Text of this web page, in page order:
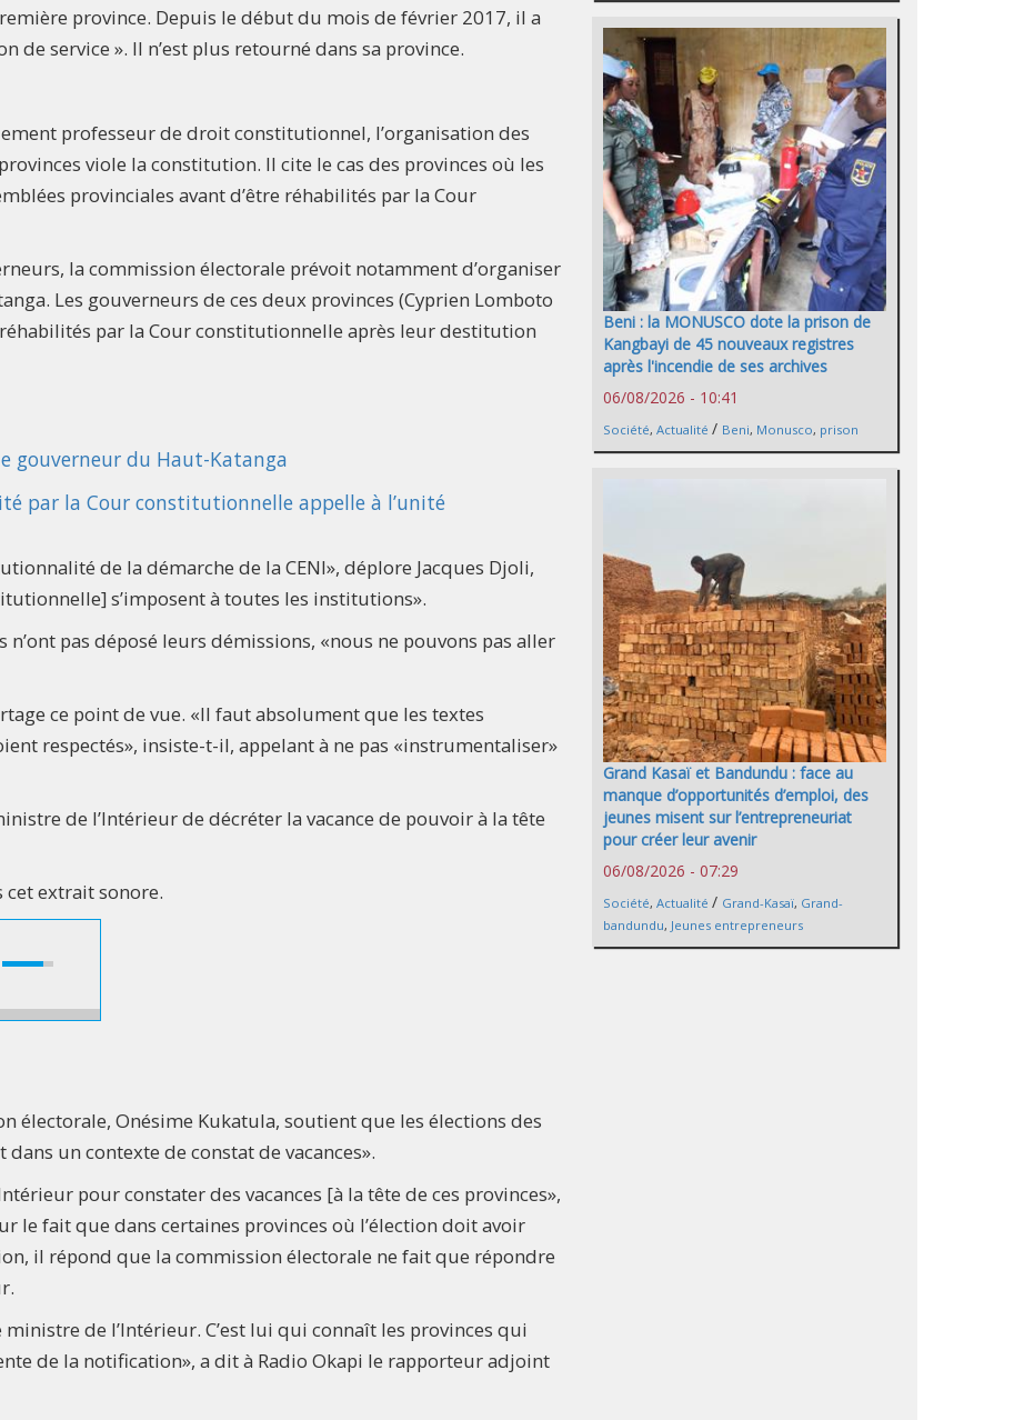
province. Depuis le début du mois de février 2017, il a
de service ». Il n’est plus retourné dans sa province.
professeur de droit constitutionnel, l’organisation des
viole la constitution. Il cite le cas des provinces où les
provinciales avant d’être réhabilités par la Cour
la commission électorale prévoit notamment d’organiser
Les gouverneurs de ces deux provinces (Cyprien Lomboto
par la Cour constitutionnelle après leur destitution
gouverneur du Haut-Katanga
par la Cour constitutionnelle appelle à l’unité
de la démarche de la CENI», déplore Jacques Djoli,
s’imposent à toutes les institutions».
pas déposé leurs démissions, «nous ne pouvons pas aller
ce point de vue. «Il faut absolument que les textes
respectés», insiste-t-il, appelant à ne pas «instrumentaliser»
de l’Intérieur de décréter la vacance de pouvoir à la tête
cet extrait sonore.
électorale, Onésime Kukatula, soutient que les élections des
un contexte de constat de vacances».
pour constater des vacances [à la tête de ces provinces»,
le fait que dans certaines provinces où l’élection doit avoir
il répond que la commission électorale ne fait que répondre
ministre de l’Intérieur. C’est lui qui connaît les provinces qui
de la notification», a dit à Radio Okapi le rapporteur adjoint
Beni : la MONUSCO dote la prison de
Kangbayi de 45 nouveaux registres
après l'incendie de ses archives
06/08/2026 - 10:41
Société, Actualité / Beni, Monusco, prison
Grand Kasaï et Bandundu : face au
manque d’opportunités d’emploi, des
jeunes misent sur l’entrepreneuriat
pour créer leur avenir
06/08/2026 - 07:29
Société, Actualité / Grand-Kasaï, Grand-
bandundu, Jeunes entrepreneurs